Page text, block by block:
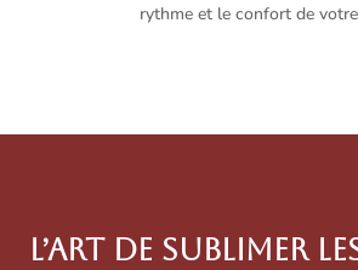
rythme et le confort de
L’ART DE SUBLIMER